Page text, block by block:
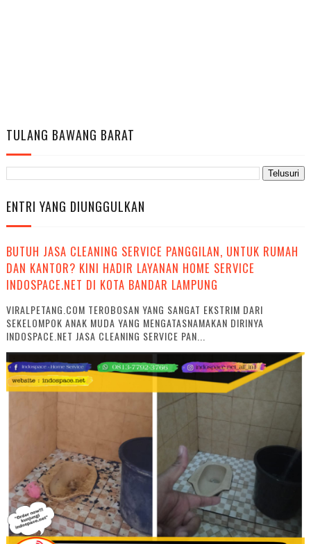
TULANG BAWANG BARAT
ENTRI YANG DIUNGGULKAN
BUTUH JASA CLEANING SERVICE PANGGILAN, UNTUK RUMAH
DAN KANTOR? KINI HADIR LAYANAN HOME SERVICE
INDOSPACE.NET DI KOTA BANDAR LAMPUNG
VIRALPETANG.COM TEROBOSAN YANG SANGAT EKSTRIM DARI
SEKELOMPOK ANAK MUDA YANG MENGATASNAMAKAN DIRINYA
INDOSPACE.NET JASA CLEANING SERVICE PAN...